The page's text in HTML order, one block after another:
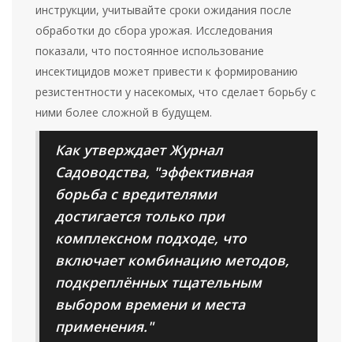
инструкции, учитывайте сроки ожидания после
обработки до сбора урожая. Исследования
показали, что постоянное использование
инсектицидов может привести к формированию
резистентности у насекомых, что сделает борьбу с
ними более сложной в будущем.
Как утверждает Журнал
Садоводства, "эффективная
борьба с вредителями
достигается только при
комплексном подходе, что
включает комбинацию методов,
подкреплённых тщательным
выбором времени и места
применения."